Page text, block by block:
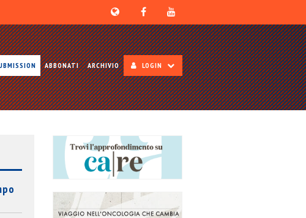
ABBONATI ARCHIVIO LOGIN